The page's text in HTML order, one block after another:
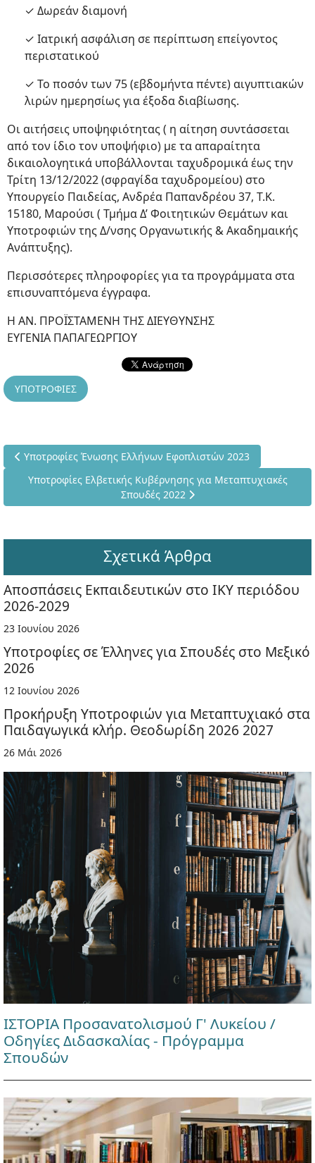
✓ Δωρεάν διαμονή
✓ Ιατρική ασφάλιση σε περίπτωση επείγοντος
περιστατικού
✓ Το ποσόν των 75 (εβδομήντα πέντε) αιγυπτιακών
λιρών ημερησίως για έξοδα διαβίωσης.
Οι αιτήσεις υποψηφιότητας ( η αίτηση συντάσσεται
από τον ίδιο τον υποψήφιο) με τα απαραίτητα
δικαιολογητικά υποβάλλονται ταχυδρομικά έως την
Τρίτη 13/12/2022 (σφραγίδα ταχυδρομείου) στο
Υπουργείο Παιδείας, Ανδρέα Παπανδρέου 37, Τ.Κ.
15180, Μαρούσι ( Τμήμα Δ’ Φοιτητικών Θεμάτων και
Υποτροφιών της Δ/νσης Οργανωτικής & Ακαδημαικής
Ανάπτυξης).
Περισσότερες πληροφορίες για τα προγράμματα στα
επισυναπτόμενα έγγραφα.
Η ΑΝ. ΠΡΟΪΣΤΑΜΕΝΗ ΤΗΣ ΔΙΕΥΘΥΝΣΗΣ
ΕΥΓΕΝΙΑ ΠΑΠΑΓΕΩΡΓΙΟΥ
ΥΠΟΤΡΟΦΙΕΣ
Προηγούμενο άρθρο: Υποτροφίες Ένωσης Ελλήνων
Υποτροφίες Ένωσης Ελλήνων Εφοπλιστών 2023
Επόμενο άρθρο: Υποτροφίες Ελβετικής Κυβέρνησης για
Υποτροφίες Ελβετικής Κυβέρνησης για Μεταπτυχιακές
Σπουδές 2022
Σχετικά Άρθρα
Αποσπάσεις Εκπαιδευτικών στο ΙΚΥ περιόδου
2026-2029
23 Ιουνίου 2026
Υποτροφίες σε Έλληνες για Σπουδές στο Μεξικό
2026
12 Ιουνίου 2026
Προκήρυξη Υποτροφιών για Μεταπτυχιακό στα
Παιδαγωγικά κλήρ. Θεοδωρίδη 2026 2027
26 Μάι 2026
ΙΣΤΟΡΙΑ Προσανατολισμού Γ' Λυκείου /
Οδηγίες Διδασκαλίας - Πρόγραμμα
Σπουδών